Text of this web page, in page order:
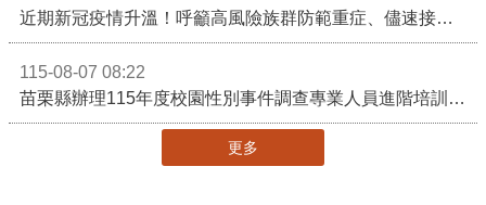
115-08-07 08:22
更多